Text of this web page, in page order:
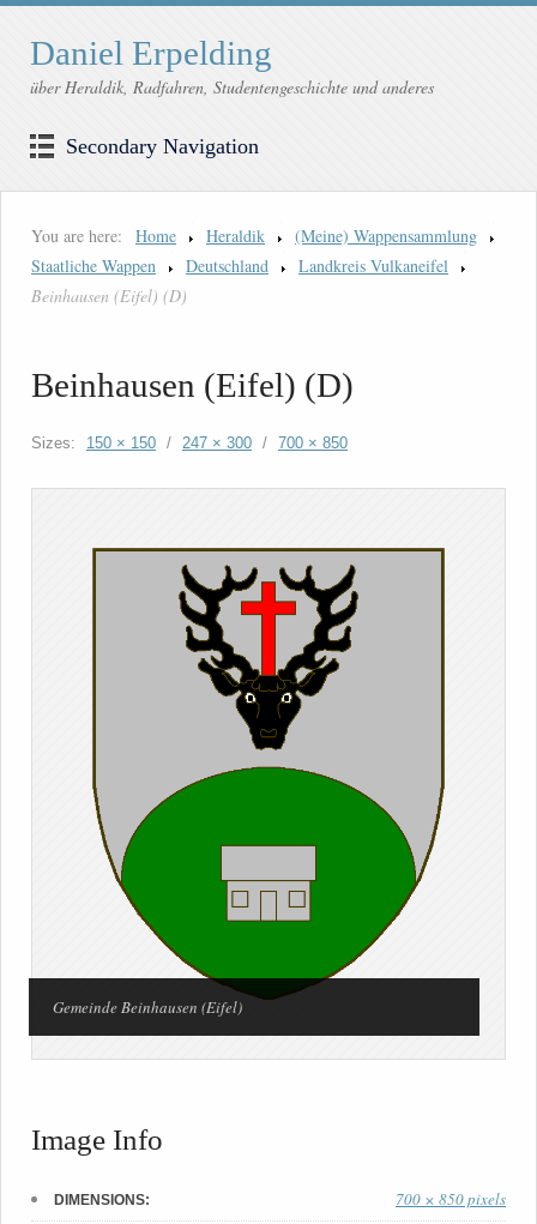
Daniel Erpelding
über Heraldik, Radfahren, Studentengeschichte und anderes
Secondary Navigation
You are here: Home Heraldik
(Meine) Wappensammlung
Staatliche Wappen
Deutschland
Landkreis Vulkaneifel
Beinhausen (Eifel) (D)
Beinhausen (Eifel) (D)
Sizes: 150 × 150 / 247 × 300 / 700 × 850
Gemeinde Beinhausen (Eifel)
Image Info
DIMENSIONS: 700 × 850 pixels